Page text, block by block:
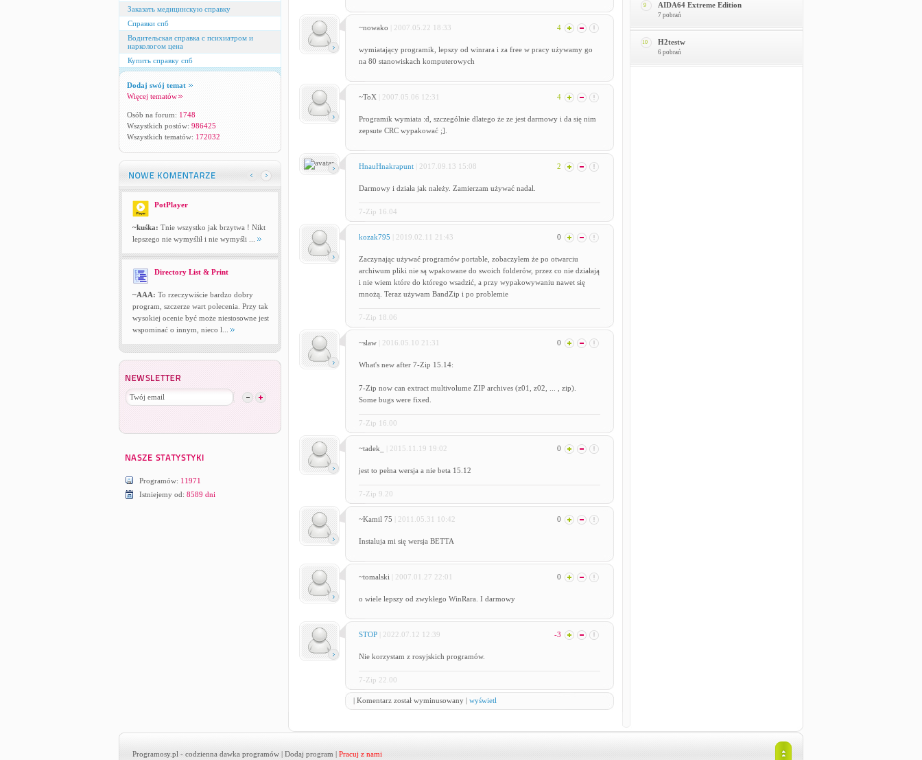
Заказать медицинскую справку
Справки спб
Водительская справка с психиатром и
наркологом цена
Купить справку спб
Dodaj swój temat
Więcej tematów
Osób na forum: 1748
Wszystkich postów: 986425
Wszystkich tematów: 172032
PotPlayer
~kuśka: Tnie wszystko jak brzytwa ! Nikt
lepszego nie wymyślił i nie wymyśli ...
Directory List & Print
~AAA: To rzeczywiście bardzo dobry
program, szczerze wart polecenia. Przy tak
wysokiej ocenie być może niestosowne jest
wspominać o innym, nieco l...
Programów: 11971
Istniejemy od: 8589 dni
~nowako | 2007.05.22 18:33 4
wymiatający programik, lepszy od winrara i za free w pracy używamy go
na 80 stanowiskach komputerowych
~ToX | 2007.05.06 12:31 4
Programik wymiata :d, szczególnie dlatego że ze jest darmowy i da się nim
zepsute CRC wypakować ;].
HnauHnakrapunt | 2017.09.13 15:08 2
Darmowy i działa jak należy. Zamierzam używać nadal.
7-Zip 16.04
kozak795 | 2019.02.11 21:43 0
Zaczynając używać programów portable, zobaczyłem że po otwarciu
archiwum pliki nie są wpakowane do swoich folderów, przez co nie działają
i nie wiem które do którego wsadzić, a przy wypakowywaniu nawet się
mnożą. Teraz używam BandZip i po problemie
7-Zip 18.06
~slaw | 2016.05.10 21:31 0
What's new after 7-Zip 15.14:
7-Zip now can extract multivolume ZIP archives (z01, z02, ... , zip).
Some bugs were fixed.
7-Zip 16.00
~tadek_ | 2015.11.19 19:02 0
jest to pełna wersja a nie beta 15.12
7-Zip 9.20
~Kamil 75 | 2011.05.31 10:42 0
Instaluja mi się wersja BETTA
~tomalski | 2007.01.27 22:01 0
o wiele lepszy od zwykłego WinRara. I darmowy
STOP | 2022.07.12 12:39 -3
Nie korzystam z rosyjskich programów.
7-Zip 22.00
| Komentarz został wyminusowany | wyświetl
9 AIDA64 Extreme Edition
7 pobrań
10 H2testw
6 pobrań
Programosy.pl - codzienna dawka programów | Dodaj program | Pracuj z nami